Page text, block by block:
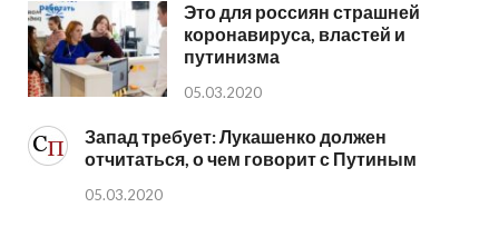
Это для россиян страшней
коронавируса, властей и
путинизма
05.03.2020
Запад требует: Лукашенко должен
отчитаться, о чем говорит с Путиным
05.03.2020